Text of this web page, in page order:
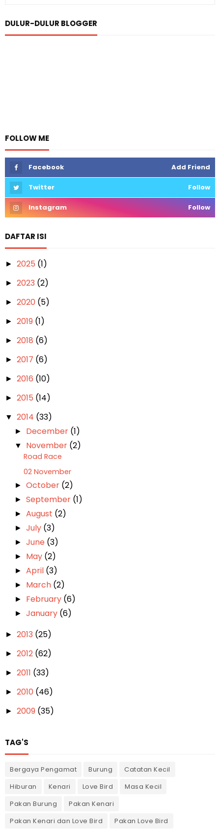
DULUR-DULUR BLOGGER
FOLLOW ME
Facebook Add Friend
Twitter Follow
Instagram Follow
DAFTAR ISI
► 2025 (1)
► 2023 (2)
► 2020 (5)
► 2019 (1)
► 2018 (6)
► 2017 (6)
► 2016 (10)
► 2015 (14)
▼ 2014 (33)
► December (1)
▼ November (2)
Road Race
02 November
►October (2)
►September (1)
► August (2)
►July (3)
►June (3)
► May (2)
► April (3)
► March (2)
► February (6)
►January (6)
► 2013 (25)
► 2012 (62)
► 2011 (33)
► 2010 (46)
► 2009 (35)
TAG'S
Bergaya Pengamat Burung
Catatan Kecil
Hiburan
Kenari Love Bird
Masa Kecil
Pakan Burung
Pakan Kenari
Pakan Kenari dan Love Bird
Pakan Love Bird